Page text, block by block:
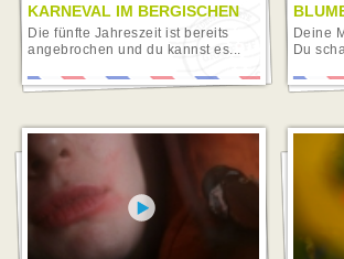
KARNEVAL IM BERGISCHEN
Die fünfte Jahreszeit ist bereits
angebrochen und du kannst es...
Deine
Du